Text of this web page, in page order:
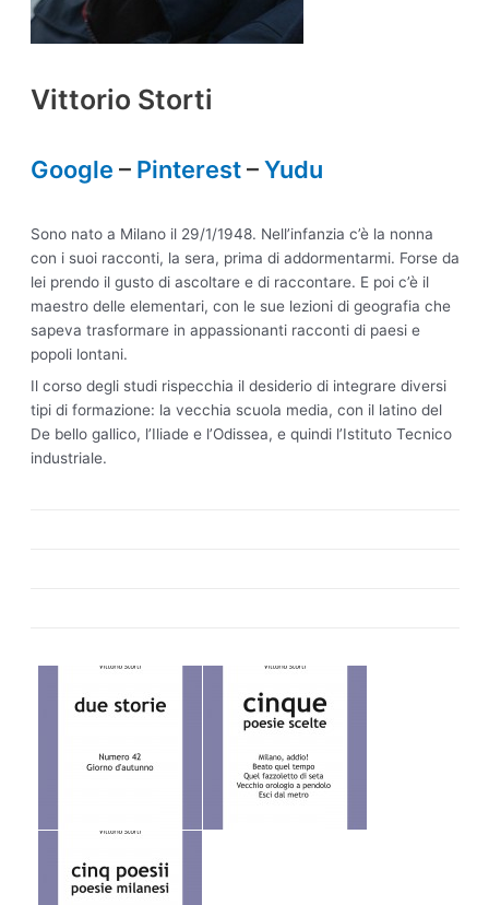
Vittorio Storti
Google – Pinterest–Yudu
Sono nato a Milano il 29/1/1948. Nell’infanzia c’è la nonna
con i suoi racconti, la sera, prima di addormentarmi. Forse da
lei prendo il gusto di ascoltare e di raccontare. E poi c’è il
maestro delle elementari, con le sue lezioni di geografia che
sapeva trasformare in appassionanti racconti di paesi e
popoli lontani.
Il corso degli studi rispecchia il desiderio di integrare diversi
tipi di formazione: la vecchia scuola media, con il latino del
De bello gallico, l’Iliade e l’Odissea, e quindi l’Istituto Tecnico
industriale.